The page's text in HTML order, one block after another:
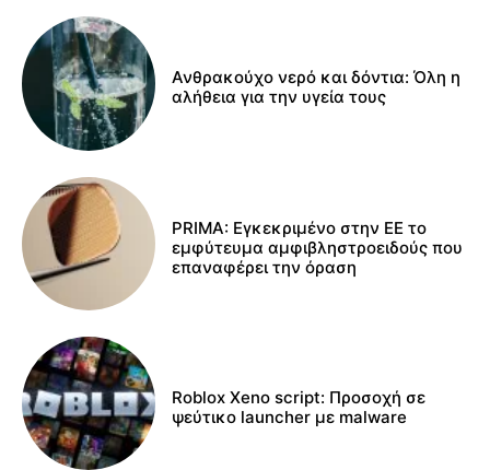
Ανθρακούχο νερό και δόντια: Όλη η
αλήθεια για την υγεία τους
PRIMA: Εγκεκριμένο στην ΕΕ το
εμφύτευμα αμφιβληστροειδούς που
επαναφέρει την όραση
Roblox Xeno script: Προσοχή σε
ψεύτικο launcher με malware